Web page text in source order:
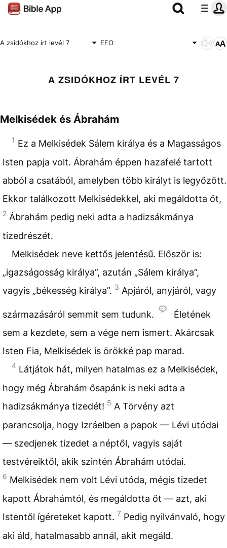
A zsidókhoz írt levél 7 EFO
A ZSIDÓKHOZ ÍRT LEVÉL 7
Melkisédek és Ábrahám
1 Ez a Melkisédek Sálem királya és a Magasságos
Isten papja volt. Ábrahám éppen hazafelé tartott
abból a csatából, amelyben több királyt is legyőzött.
Ekkor találkozott Melkisédekkel, aki megáldotta őt,
2 Ábrahám pedig neki adta a hadizsákmánya
tizedrészét.
Melkisédek neve kettős jelentésű. Először is:
„igazságosság királya”, azután „Sálem királya”,
vagyis „békesség királya”. 3 Apjáról, anyjáról, vagy
származásáról semmit sem tudunk.
Életének
sem a kezdete, sem a vége nem ismert. Akárcsak
Isten Fia, Melkisédek is örökké pap marad.
4 Látjátok hát, milyen hatalmas ez a Melkisédek,
hogy még Ábrahám ősapánk is neki adta a
hadizsákmánya tizedét! 5 A Törvény azt
parancsolja, hogy Izráelben a papok — Lévi utódai
— szedjenek tizedet a néptől, vagyis saját
testvéreiktől, akik szintén Ábrahám utódai.
6 Melkisédek nem volt Lévi utóda, mégis tizedet
kapott Ábrahámtól, és megáldotta őt — azt, aki
Istentől ígéreteket kapott. 7 Pedig nyilvánvaló, hogy
aki áld, hatalmasabb annál, akit megáld.